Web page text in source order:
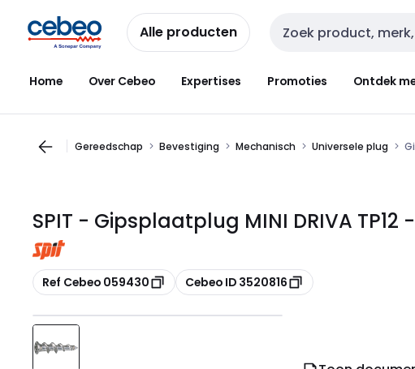
naar
navigatie
naar
inhoud
Alle producten Zoekveld invoer
Home Over Cebeo Expertises Promoties Ontdek
Gereedschap Bevestiging Mechanisch Universele plug
SPIT - Gipsplaatplug MINI DRIVA
Kopiëren
Ref Cebeo 059430 Kopiëren
Cebeo ID 3520816